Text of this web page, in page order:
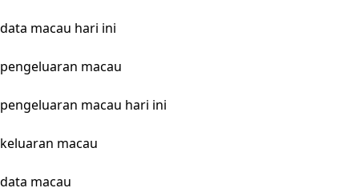
data macau hari ini
pengeluaran macau
pengeluaran macau hari ini
keluaran macau
data macau